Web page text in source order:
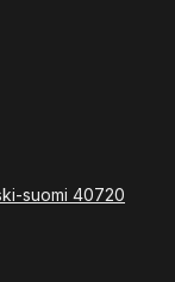
suomi 40720